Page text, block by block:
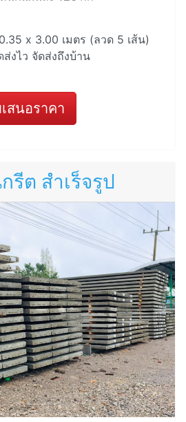
x 3.00 เมตร (ลวด 5 เส้น)
งไว จัดส่งถึงบ้าน
สนอราคา
ต สำเร็จรูป